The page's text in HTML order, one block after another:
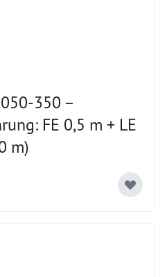
350 –
FE 0,5 m + LE
m)